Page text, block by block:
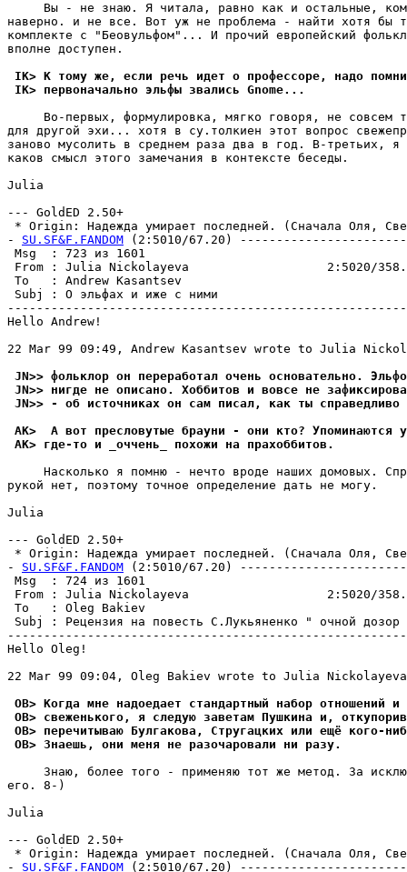
Вы - не знаю. Я читала, равно как и остальные,
наверно. и не все. Вот уж не проблема - найти хотя бы
комплекте с "Беовульфом"... И прочий европейский
вполне доступен.
IK> К тому же, если речь идет о профессоре, надо
IK> первоначально эльфы звались Gnome...
Во-первых, формулировка, мягко говоря, не совсем
для другой эхи... хотя в су.толкиен этот вопрос
заново мусолить в среднем раза два в год. В-третьих,
каков смысл этого замечания в контексте беседы.
Julia
--- GoldED 2.50+
* Origin: Надежда умирает последней. (Сначала Оля,
- SU.SF&F.FANDOM (2:5010/67.20)
Msg  : 723
From : Julia Nickolayeva                   2:5020/
To   : Andrew Kasantsev
Subj : О эльфах и
Hello Andrew!
22 Mar 99 09:49, Andrew Kasantsev wrote to Julia
JN>> фольклор он переработал очень основательно.
JN>> нигде не описано. Хоббитов и вовсе не
JN>> - об источниках он сам писал, как ты справедливо
AK>  А вот пресловутые брауни - они кто? Упоминаются
AK> где-то и _оччень_ похожи на прахоббитов.
Насколько я помню - нечто вроде наших домовых.
рукой нет, поэтому точное определение дать не могу.
Julia
--- GoldED 2.50+
* Origin: Надежда умирает последней. (Сначала Оля,
- SU.SF&F.FANDOM (2:5010/67.20)
Msg  : 724
From : Julia Nickolayeva                   2:5020/
To   : Oleg Bakiev
Subj : Рецензия на повесть С.Лукьяненко "
Hello Oleg!
22 Mar 99 09:04, Oleg Bakiev wrote to Julia
OB> Когда мне надоедает стандартный набор отношений и
OB> свеженького, я следую заветам Пушкина и,
OB> перечитываю Булгакова, Стругацких или ещё кого-
OB> Знаешь, они меня не разочаровали ни разу.
Знаю, более того - применяю тот же метод. За
его. 8-)
Julia
--- GoldED 2.50+
* Origin: Надежда умирает последней. (Сначала Оля,
- SU.SF&F.FANDOM (2:5010/67.20)